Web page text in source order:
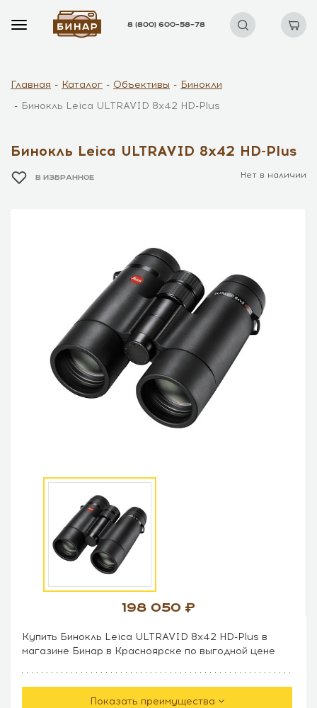
8 (800) 600–58–78
Главная Каталог Объективы
Бинокли
Бинокль Leica ULTRAVID 8x42 HD-Plus
Бинокль Leica ULTRAVID 8x42 HD-Plus
В ИЗБРАННОЕ Нет в наличии
198 050
Купить Бинокль Leica ULTRAVID 8x42 HD-Plus в
магазине Бинар в Красноярске по выгодной цене
Показать преимущества